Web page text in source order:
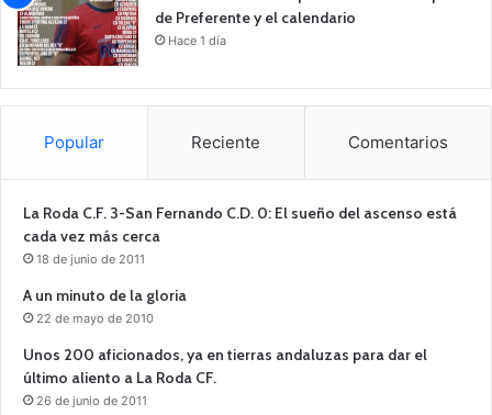
de Preferente y el calendario
Hace 1 día
Popular Reciente Comentarios
La Roda C.F. 3-San Fernando C.D. 0: El sueño del ascenso está
cada vez más cerca
18 de junio de 2011
A un minuto de la gloria
22 de mayo de 2010
Unos 200 aficionados, ya en tierras andaluzas para dar el
último aliento a La Roda CF.
26 de junio de 2011